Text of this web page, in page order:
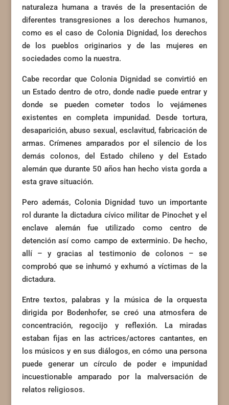
naturaleza humana a través de la presentación de
diferentes transgresiones a los derechos humanos,
como es el caso de Colonia Dignidad, los derechos
de los pueblos originarios y de las mujeres en
sociedades como la nuestra.
Cabe recordar que Colonia Dignidad se convirtió en
un Estado dentro de otro, donde nadie puede entrar y
donde se pueden cometer todos lo vejámenes
existentes en completa impunidad. Desde tortura,
desaparición, abuso sexual, esclavitud, fabricación de
armas. Crímenes amparados por el silencio de los
demás colonos, del Estado chileno y del Estado
alemán que durante 50 años han hecho vista gorda a
esta grave situación.
Pero además, Colonia Dignidad tuvo un importante
rol durante la dictadura cívico militar de Pinochet y el
enclave alemán fue utilizado como centro de
detención así como campo de exterminio. De hecho,
allí – y gracias al testimonio de colonos – se
comprobó que se inhumó y exhumó a víctimas de la
dictadura.
Entre textos, palabras y la música de la orquesta
dirigida por Bodenhofer, se creó una atmosfera de
concentración, regocijo y reflexión. La miradas
estaban fijas en las actrices/actores cantantes, en
los músicos y en sus diálogos, en cómo una persona
puede generar un círculo de poder e impunidad
incuestionable amparado por la malversación de
relatos religiosos.